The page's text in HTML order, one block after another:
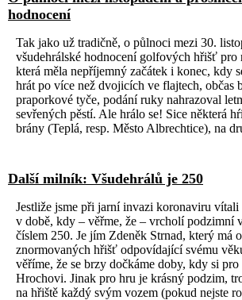
hodnocení
Tak jako už tradičně, o půlnoci mezi 30.
všudehrálské hodnocení golfových hřišť
která měla nepříjemný začátek i konec, kdy
hrát po více než dvojicích ve flajtech, občas
praporkové tyče, podání ruky nahrazoval
sevřených pěstí. Ale hrálo se! Sice některá
brány (Teplá, resp. Město Albrechtice), na
Další milník: Všudehrálů je 250
Jestliže jsme při jarní invazi koronaviru
v době, kdy – věřme, že – vrcholí podzimní
číslem 250. Je jím Zdeněk Strnad, který má
znormovaných hřišť odpovídající svému
věříme, že se brzy dočkáme doby, kdy si
Hrochovi. Jinak pro hru je krásný podzim,
na hřiště každý svým vozem (pokud nejste